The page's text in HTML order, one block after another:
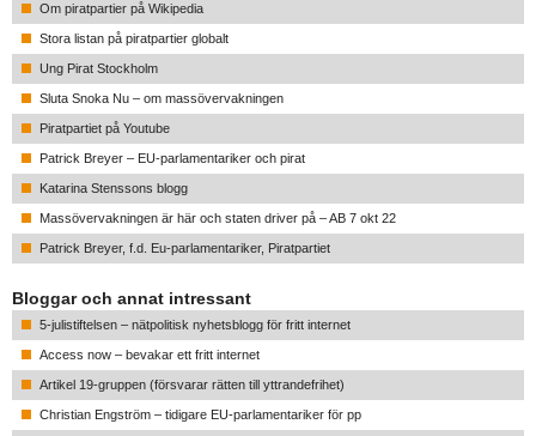
Om piratpartier på Wikipedia
Stora listan på piratpartier globalt
Ung Pirat Stockholm
Sluta Snoka Nu – om massövervakningen
Piratpartiet på Youtube
Patrick Breyer – EU-parlamentariker och pirat
Katarina Stenssons blogg
Massövervakningen är här och staten driver på – AB 7 okt 22
Patrick Breyer, f.d. Eu-parlamentariker, Piratpartiet
Bloggar och annat intressant
5-julistiftelsen – nätpolitisk nyhetsblogg för fritt internet
Access now – bevakar ett fritt internet
Artikel 19-gruppen (försvarar rätten till yttrandefrihet)
Christian Engström – tidigare EU-parlamentariker för pp